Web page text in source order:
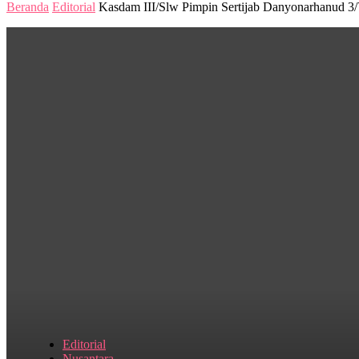
Beranda Editorial Kasdam III/Slw Pimpin Sertijab Danyonarhanud
Editorial